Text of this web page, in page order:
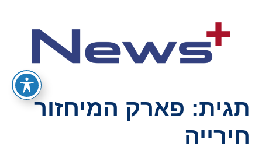
תגית: פארק המיחזור
חירייה